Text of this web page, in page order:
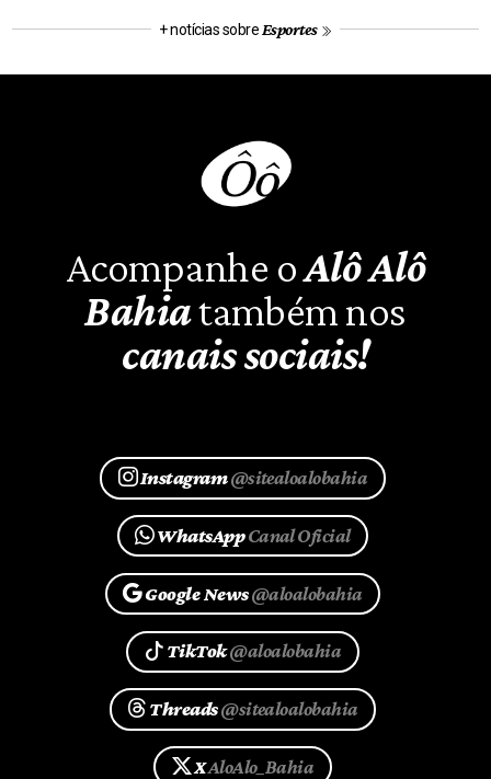
+ notícias sobre Esportes
Acompanhe oAlô Alô
Bahiatambém nos
canais sociais!
Instagram@sitealoalobahia
WhatsAppCanal Oficial
Google News@aloalobahia
TikTok@aloalobahia
Threads@sitealoalobahia
XAloAlo_Bahia